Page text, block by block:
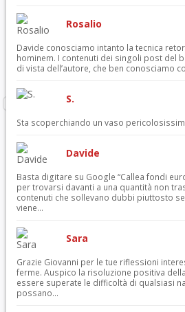
Rosalio
Davide conosciamo intanto la tecnica
hominem. I contenuti dei singoli post del
di vista dell’autore, che ben conosciamo
S.
Sta scoperchiando un vaso
Davide
Basta digitare su Google “Callea fondi
per trovarsi davanti a una quantità non
contenuti che sollevano dubbi piuttosto
viene...
Sara
Grazie Giovanni per le tue riflessioni
ferme. Auspico la risoluzione positiva
essere superate le difficoltà di qualsiasi
possano...